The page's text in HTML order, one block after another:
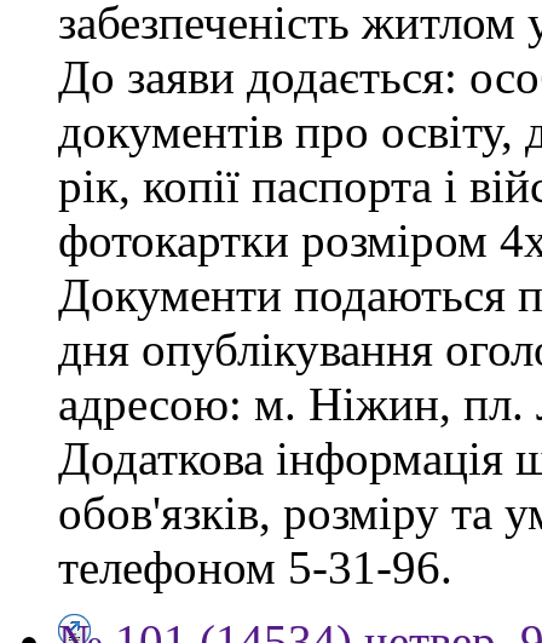
забезпеченість житлом
До заяви додається:
документів про
рік, копії паспорта і
фотокартки розміром
Документи подаються
дня опублікування
адресою: м. Ніжин, пл.
Додаткова інформація
обов'язків, розміру та
телефоном 5-31-96.